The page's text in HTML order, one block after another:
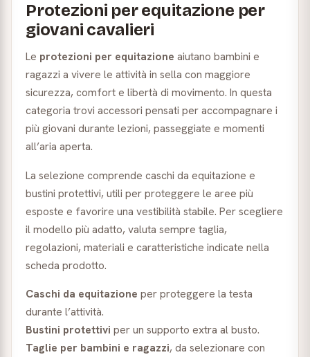
Protezioni per equitazione per
giovani cavalieri
Le protezioni per equitazione aiutano bambini e
ragazzi a vivere le attività in sella con maggiore
sicurezza, comfort e libertà di movimento. In questa
categoria trovi accessori pensati per accompagnare i
più giovani durante lezioni, passeggiate e momenti
all’aria aperta.
La selezione comprende caschi da equitazione e
bustini protettivi, utili per proteggere le aree più
esposte e favorire una vestibilità stabile. Per scegliere
il modello più adatto, valuta sempre taglia,
regolazioni, materiali e caratteristiche indicate nella
scheda prodotto.
Caschi da equitazione per proteggere la testa
durante l’attività.
Bustini protettivi per un supporto extra al busto.
Taglie per bambini e ragazzi, da selezionare con